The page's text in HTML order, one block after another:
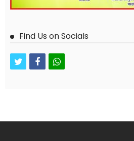
Find Us on Socials
twitterfacebookwhatsapp